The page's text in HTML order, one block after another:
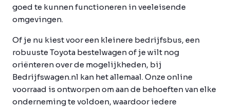
goed te kunnen functioneren in veeleisende
omgevingen.
Of je nu kiest voor een kleinere bedrijfsbus, een
robuuste Toyota bestelwagen of je wilt nog
oriënteren over de mogelijkheden, bij
Bedrijfswagen.nl kan het allemaal. Onze online
voorraad is ontworpen om aan de behoeften van elke
onderneming te voldoen, waardoor iedere